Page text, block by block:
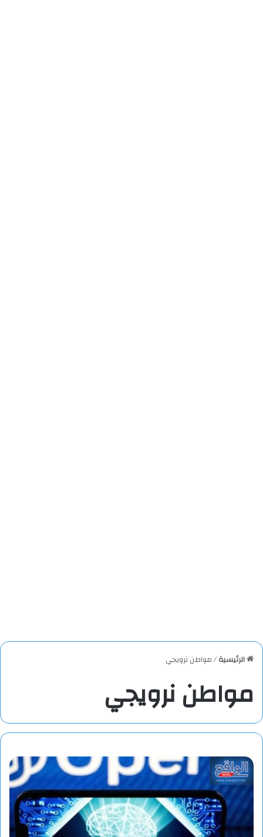
الرئيسية/مواطن نرويجي
مواطن نرويجي